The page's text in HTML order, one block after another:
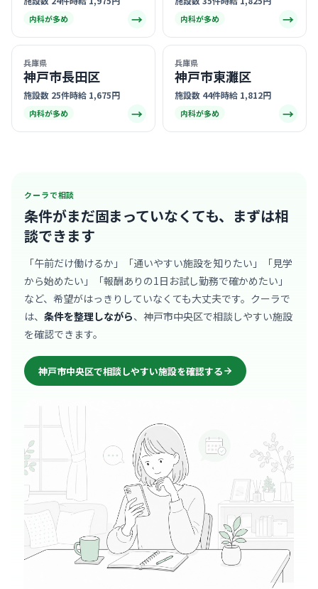
内科が多め → 内科が多め →
兵庫県
神戸市長田区
施設数 25件時給 1,675円
内科が多め →
兵庫県
神戸市東灘区
施設数 44件時給 1,812円
内科が多め →
クーラで相談
条件がまだ固まっていなくても、 まずは相
談できます
「午前だけ働けるか」「通いやすい施設を知りたい」「見学
から始めたい」「報酬ありの1日お試し勤務で確かめたい」
など、希望がはっきりしていなくても大丈夫です。クーラで
は、 条件を整理しながら、神戸市中央区で相談しやすい施設
を確認できます。
神戸市中央区で相談しやすい施設を確認する